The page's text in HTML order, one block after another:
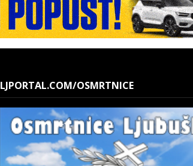
LJPORTAL.COM/OSMRTNICE